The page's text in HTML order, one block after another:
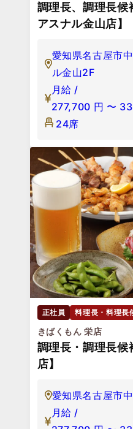
調理長、調理長
アスナル金山店】
愛知県名古屋市
ル金山2F
月給 /
277,700 円 〜
24席
正社員 料理長・料理長
きばくもん 栄店
調理長・調理長候
店】
愛知県名古屋市
月給 /